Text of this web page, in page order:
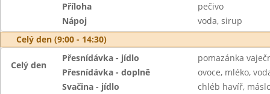
Příloha
pečivo
Nápoj
voda, sirup
Celý den (9:00 - 14:30)
Celý den
Přesnídávka - jídlo
pomazánka
Přesnídávka - doplně
ovoce, mléko,
Svačina - jídlo
chléb havíř,